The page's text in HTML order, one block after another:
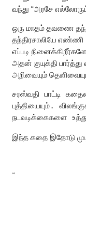
வந்து “அரசே
ஒரு மாதம் தவணை
தந்திரசாலியே எண்ணி
எப்படி
அதன் குயுக்தி
அறிவையும்
சரஸ்வதி பாட்டி
புத்தியையும்.
நடவடிக்கைகளை
இந்த கதை இதோடு
“